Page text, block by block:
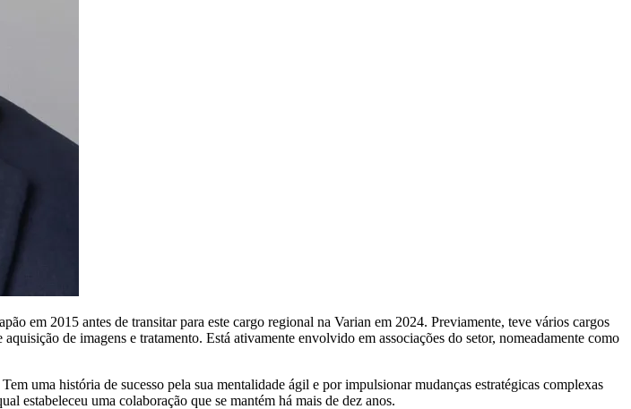
em 2015 antes de transitar para este cargo regional na Varian em 2024. Previamente, teve vários cargos
de imagens e tratamento. Está ativamente envolvido em associações do setor, nomeadamente como
uma história de sucesso pela sua mentalidade ágil e por impulsionar mudanças estratégicas complexas
estabeleceu uma colaboração que se mantém há mais de dez anos.